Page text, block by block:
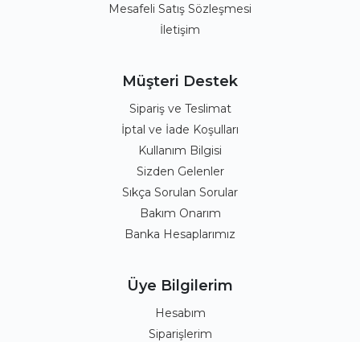
Mesafeli Satış Sözleşmesi
İletişim
Müşteri Destek
Sipariş ve Teslimat
İptal ve İade Koşulları
Kullanım Bilgisi
Sizden Gelenler
Sıkça Sorulan Sorular
Bakım Onarım
Banka Hesaplarımız
Üye Bilgilerim
Hesabım
Siparişlerim